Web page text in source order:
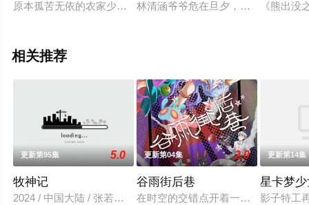
原本孤苦无依的农家少女白曦，某天突然被告知要继承西岳国
林清涵爷爷危在旦夕，一干亲戚却为
《熊出
相关推荐
更新第95集 5.0
牧神记
2024 / 中国大陆 / 张若瑜,李欣,程玉珠,杜晴晴,虞晓旭,于凯隆,高
更新第04集 2.0
谷雨街后巷
在时空的交错点开着一间酒馆——谷
更新第14集
星卡梦
影子特工